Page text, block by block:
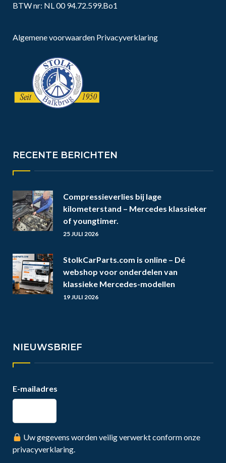
BTW nr: NL 00 94.72.599.Bo1
Algemene voorwaarden Privacyverklaring
RECENTE BERICHTEN
Compressieverlies bij lage
kilometerstand – Mercedes klassieker
of youngtimer.
25 JULI 2026
StolkCarParts.com is online – Dé
webshop voor onderdelen van
klassieke Mercedes-modellen
19 JULI 2026
NIEUWSBRIEF
E-mailadres
Uw gegevens worden veilig verwerkt conform onze
privacyverklaring.